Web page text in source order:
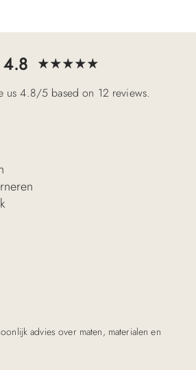
4.8
us 4.8/5 based on 12 reviews.
advies over maten, materialen en